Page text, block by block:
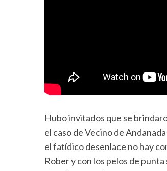
Hubo invitados que se
el caso de Vecino de
el fatídico desenlace no hay
Rober y con los pelos de